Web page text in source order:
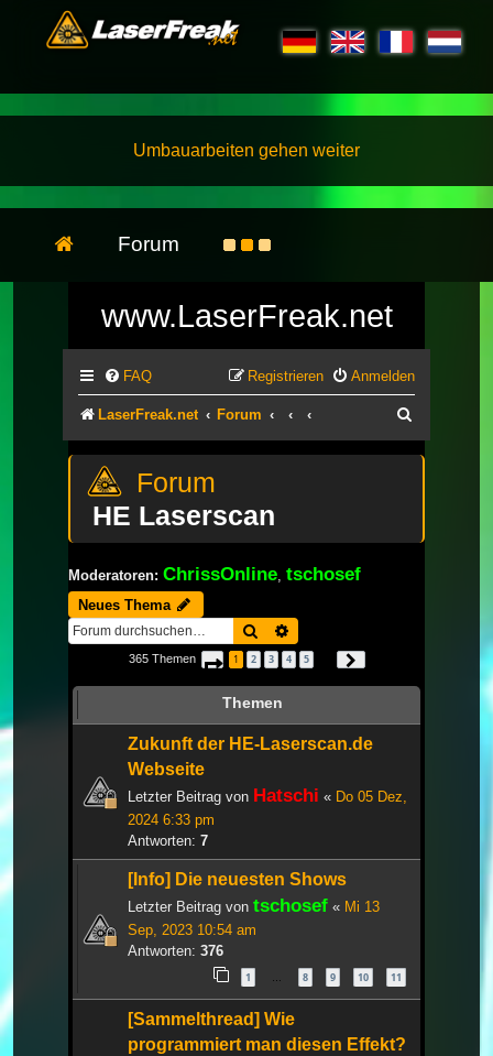
Umbauarbeiten gehen weiter
Forum
www.LaserFreak.net
FAQ Anmelden
Registrieren
LaserFreak.net Forum
HE Laserscan
Moderatoren: ChrissOnline tschosef
Neues Thema
Suche
365 Themen Seite 1von 13
1 2 3 4 5
Themen
Zukunft der HE-Laserscan.de
Webseite
Letzter Beitrag von Hatschi « Do 05 Dez,
2024 6:33 pm
Antworten: 7
[Info] Die neuesten Shows
Letzter Beitrag von tschosef « Mi 13
Sep, 2023 10:54 am
Antworten: 376
1 … 8 9 10 11
[Sammelthread] Wie
programmiert man diesen Effekt?